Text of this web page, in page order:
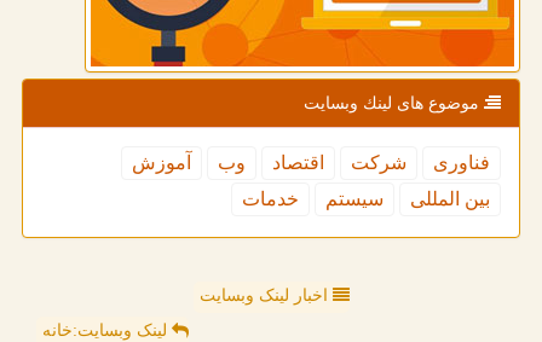
موضوع های لینك وبسایت
فناوری شركت اقتصاد وب
آموزش
بین المللی
سیستم خدمات
اخبار لینک وبسایت
لینک وبسایت:خانه